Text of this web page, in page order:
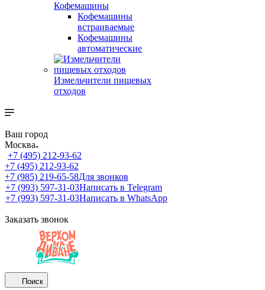
Кофемашины
Кофемашины
встраиваемые
Кофемашины
автоматические
Измельчители пищевых
отходов
Ваш город
Москва
+7 (495) 212-93-62
+7 (495) 212-93-62
+7 (985) 219-65-58Для звонков
+7 (993) 597-31-03Написать в Telegram
+7 (993) 597-31-03Написать в WhatsApp
Заказать звонок
Поиск